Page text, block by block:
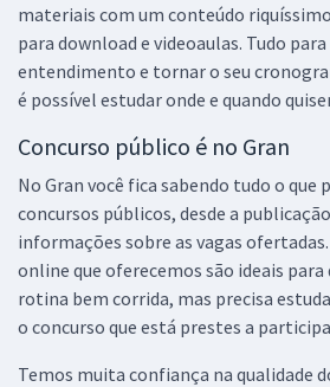
materiais com um conteúdo
para download e videoaulas. Tudo
entendimento e tornar o seu
é possível estudar onde e quando
Concurso público é no Gran
No Gran você fica sabendo tudo o que
concursos públicos, desde a
informações sobre as vagas
online que oferecemos são ideais para
rotina bem corrida, mas precisa
o concurso que está prestes a
Temos muita confiança na qualidade